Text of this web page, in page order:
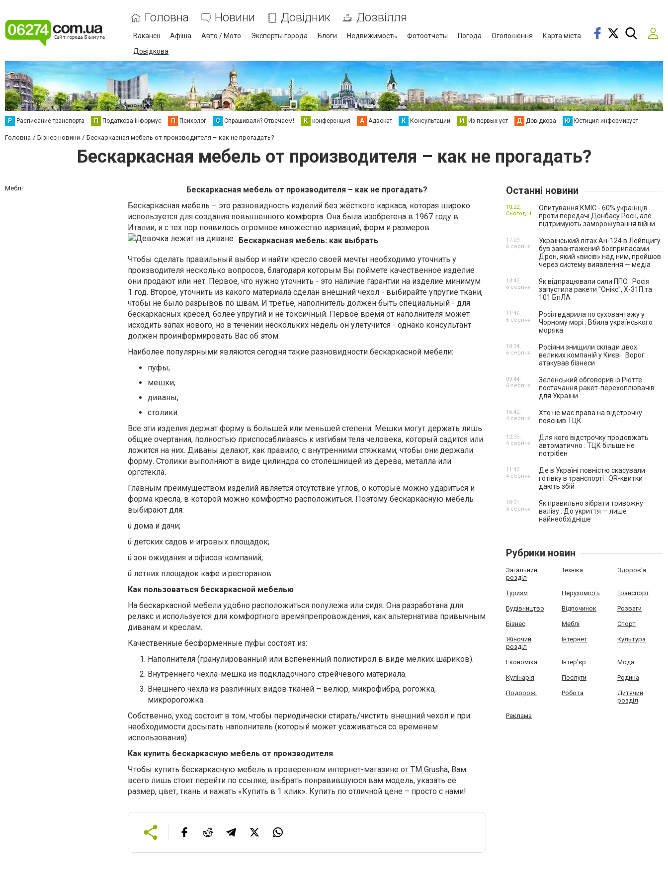
Головна Новини Довідник Дозвілля
Вакансії Афіша Авто / Мото Эксперты города Блоги Недвижимость Фотоотчеты Погода Оголошення
Карта міста
Довідкова
Р Расписание транспорта П Податкова інформує П Психолог С Спрашивали? Отвечаем! К конференция А Адвокат К Консультации И Из первых уст Д Довідкова Ю Юстиция информирует
Головна Бізнес новини Бескаркасная мебель от производителя – как не прогадать?
Бескаркасная мебель от производителя – как не прогадать?
Меблі
Бескаркасная мебель от производителя – как не прогадать?
Бескаркасная мебель – это разновидность изделий без жёсткого каркаса, которая широко
используется для создания повышенного комфорта. Она была изобретена в 1967 году в
Италии, и с тех пор появилось огромное множество вариаций, форм и размеров.
Бескаркасная мебель: как выбрать
Чтобы сделать правильный выбор и найти кресло своей мечты необходимо уточнить у
производителя несколько вопросов, благодаря которым Вы поймете качественное изделие
они продают или нет. Первое, что нужно уточнить - это наличие гарантии на изделие минимум
1 год. Второе, уточнить из какого материала сделан внешний чехол - выбирайте упругие ткани,
чтобы не было разрывов по швам. И третье, наполнитель должен быть специальный - для
бескаркасных кресел, более упругий и не токсичный. Первое время от наполнителя может
исходить запах нового, но в течении нескольких недель он улетучится - однако консультант
должен проинформировать Вас об этом.
Наиболее популярными являются сегодня такие разновидности бескаркасной мебели:
пуфы;
мешки;
диваны;
столики.
Все эти изделия держат форму в большей или меньшей степени. Мешки могут держать лишь
общие очертания, полностью приспосабливаясь к изгибам тела человека, который садится или
ложится на них. Диваны делают, как правило, с внутренними стяжками, чтобы они держали
форму. Столики выполняют в виде цилиндра со столешницей из дерева, металла или
оргстекла.
Главным преимуществом изделий является отсутствие углов, о которые можно удариться и
форма кресла, в которой можно комфортно расположиться. Поэтому бескаркасную мебель
выбирают для:
ü дома и дачи;
ü детских садов и игровых площадок;
ü зон ожидания и офисов компаний;
ü летних площадок кафе и ресторанов.
Как пользоваться бескаркасной мебелью
На бескаркасной мебели удобно расположиться полулежа или сидя. Она разработана для
релакс и используется для комфортного времяпрепровождения, как альтернатива привычным
диванам и креслам.
Качественные бесформенные пуфы состоят из:
Наполнителя (гранулированный или вспененный полистирол в виде мелких шариков).
Внутреннего чехла-мешка из подкладочного стрейчевого материала.
Внешнего чехла из различных видов тканей – велюр, микрофибра, рогожка,
микророгожка.
Собственно, уход состоит в том, чтобы периодически стирать/чистить внешний чехол и при
необходимости досыпать наполнитель (который может усаживаться со временем
использования).
Как купить бескаркасную мебель от производителя
Чтобы купить бескаркасную мебель в проверенном интернет-магазине от ТМ Grusha, Вам
всего лишь стоит перейти по ссылке, выбрать понравившуюся вам модель, указать её
размер, цвет, ткань и нажать «Купить в 1 клик». Купить по отличной цене – просто с нами!
Останні новини
Опитування КМІС - 60% українців
проти передачі Донбасу Росії, але
підтримують заморожування війни
10:22,
Сьогодні
Український літак Ан-124 в Лейпцигу
був завантажений боєприпасами.
Дрон, який «висів» над ним, пройшов
через систему виявлення — медіа
17:09,
6 серпня
Як відпрацювали сили ППО . Росія
запустила ракети "Онікс", Х-31П та
101 БпЛА
13:42,
6 серпня
Росія вдарила по суховантажу у
Чорному морі . Вбила українського
моряка
11:46,
6 серпня
Росіяни знищили склади двох
великих компаній у Києві . Ворог
атакував бізнеси
10:34,
6 серпня
Зеленський обговорив із Рютте
постачання ракет-перехоплювачів
для України
09:44,
6 серпня
Хто не має права на відстрочку
пояснив ТЦК
16:42,
4 серпня
Для кого відстрочку продовжать
автоматично . ТЦК більше не
потрібен
12:35,
4 серпня
Де в Україні повністю скасували
готівку в транспорті . QR-квитки
дають збій
11:43,
4 серпня
Як правильно зібрати тривожну
валізу . До укриття — лише
найнеобхідніше
10:21,
4 серпня
Рубрики новин
Загальний
розділ
Техніка Здоров'я
Туризм Нерухомість Транспорт
Будівництво Відпочинок Розваги
Бізнес Меблі Спорт
Жіночий
розділ
Інтернет Культура
Економіка Інтер'єр Мода
Кулінарія Послуги Родина
Подорожі Робота
Дитячий
розділ
Реклама